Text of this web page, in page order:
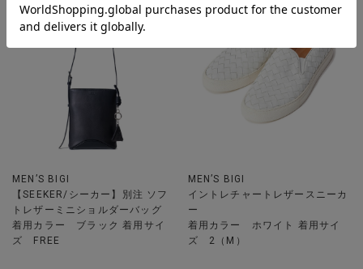
MEN’S BIGI
【SEEKER/シーカー】別注 ソフ
トレザーミニショルダーバッグ
着用カラー ブラック 着用サイ
ズ FREE
MEN’S BIGI
イントレチャートレザースニーカ
ー
着用カラー ホワイト 着用サイ
ズ 2（M）